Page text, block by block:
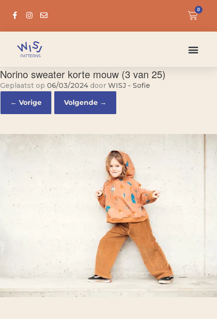
0
Norino sweater korte mouw (3 van 25)
Geplaatst op 06/03/2024 door WISJ - Sofie
← Vorige
Volgende →